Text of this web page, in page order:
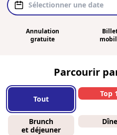
Annulation
gratuite
Parcourir
Tout
Top
Brunch
et déjeuner